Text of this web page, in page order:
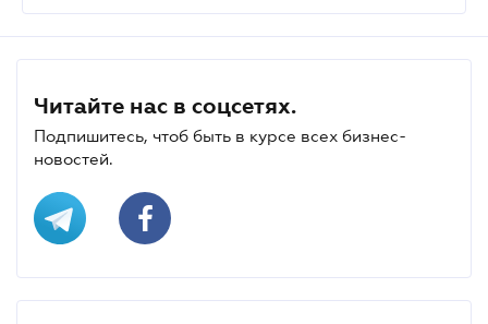
Читайте нас в соцсетях.
Подпишитесь, чтоб быть в курсе всех бизнес-
новостей.